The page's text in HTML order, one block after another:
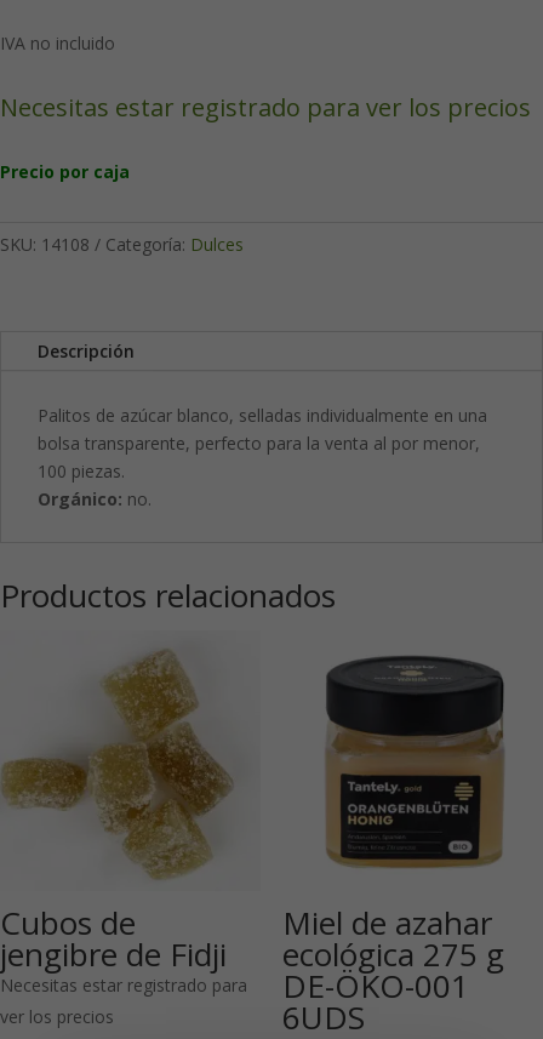
IVA no incluido
Necesitas estar registrado para ver los precios
Precio por caja
SKU: 14108 Categoría: Dulces
Descripción
Palitos de azúcar blanco, selladas individualmente en una
bolsa transparente, perfecto para la venta al por menor,
100 piezas.
Orgánico: no.
Productos relacionados
Cubos de
jengibre de Fidji
Necesitas estar registrado para
ver los precios
Miel de azahar
ecológica 275 g
DE-ÖKO-001
6UDS